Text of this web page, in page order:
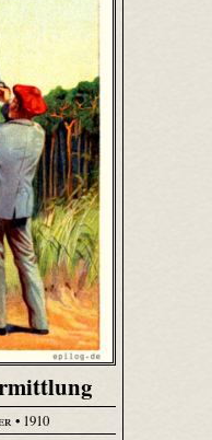
• 1910